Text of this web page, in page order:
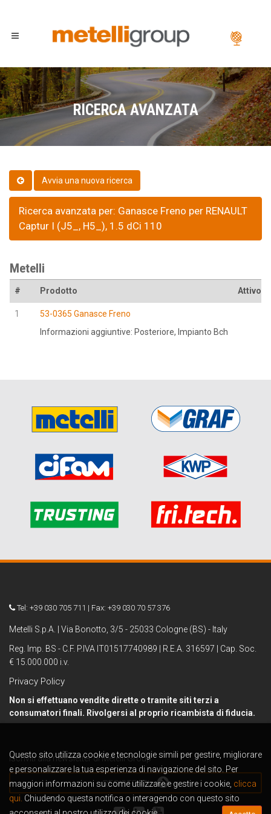
RICERCA AVANZATA
Ricerca avanzata per: Ganasce Freno per RENAULT
Captur I (J5_, H5_), 1.5 dCi 110
Metelli
# Prodotto Attivo
1
53-0365 Ganasce Freno
Informazioni aggiuntive: Posteriore, Impianto Bch
Tel: +39 030 705 711 | Fax: +39 030 70 57 376
Metelli S.p.A. | Via Bonotto, 3/5 - 25033 Cologne (BS) - Italy
Reg. Imp. BS - C.F. P.IVA IT01517740989 | R.E.A. 316597 | Cap. Soc.
€ 15.000.000 i.v.
Privacy Policy
Non si effettuano vendite dirette o tramite siti terzi a
consumatori finali. Rivolgersi al proprio ricambista di fiducia.
Iscriviti alla newsletter di Metelli Group
REGISTRATI
Questo sito utilizza cookie e tecnologie simili per gestire, migliorare
e personalizzare la tua esperienza di navigazione del sito. Per
maggiori informazioni su come utilizzare e gestire i cookie, clicca
qui. Chiudendo questa notifica o interagendo con questo sito